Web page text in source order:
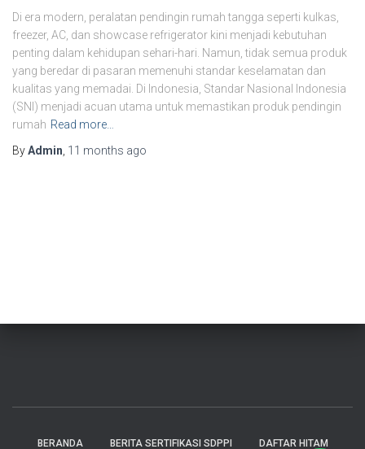
Di era modern, peralatan pendingin rumah tangga seperti kulkas,
freezer, AC, dan showcase refrigerator kini menjadi kebutuhan
penting dalam kehidupan sehari-hari. Namun, tidak semua produk
yang beredar di pasaran memenuhi standar keselamatan dan
kualitas yang memadai. Di Indonesia, Standar Nasional Indonesia
(SNI) menjadi acuan utama untuk memastikan produk pendingin
rumah Read more…
ByAdmin 11 months ago
BERANDA BERITA SERTIFIKASI SDPPI DAFTAR HITAM